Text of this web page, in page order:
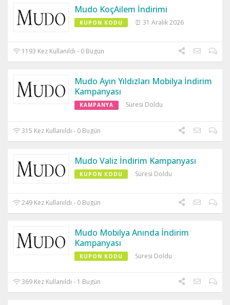
Mudo KoçAilem İndirimi
KUPON KODU ⏰ 31 Aralık 2026
1193 Kez Kullanıldı - 0 Bugün
Mudo Ayın Yıldızları Mobilya İndirim
Kampanyası
KAMPANYA Süresi Doldu
315 Kez Kullanıldı - 0 Bugün
Mudo Valiz İndirim Kampanyası
KUPON KODU Süresi Doldu
249 Kez Kullanıldı - 0 Bugün
Mudo Mobilya Anında İndirim
Kampanyası
KUPON KODU Süresi Doldu
369 Kez Kullanıldı - 1 Bugün